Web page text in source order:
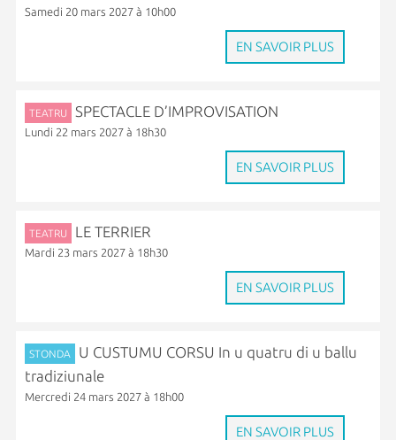
Samedi 20 mars 2027 à 10h00
EN SAVOIR PLUS
TEATRU SPECTACLE D’IMPROVISATION
Lundi 22 mars 2027 à 18h30
EN SAVOIR PLUS
TEATRU LE TERRIER
Mardi 23 mars 2027 à 18h30
EN SAVOIR PLUS
STONDA
U CUSTUMU CORSU In u quatru di u ballu
tradiziunale
Mercredi 24 mars 2027 à 18h00
EN SAVOIR PLUS